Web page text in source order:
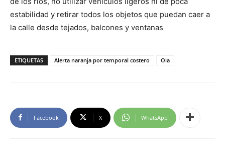
estabilidad y retirar todos los objetos que puedan caer a
la calle desde tejados, balcones y ventanas
ETIQUETAS Alerta naranja por temporal costero Oia
Facebook X WhatsApp